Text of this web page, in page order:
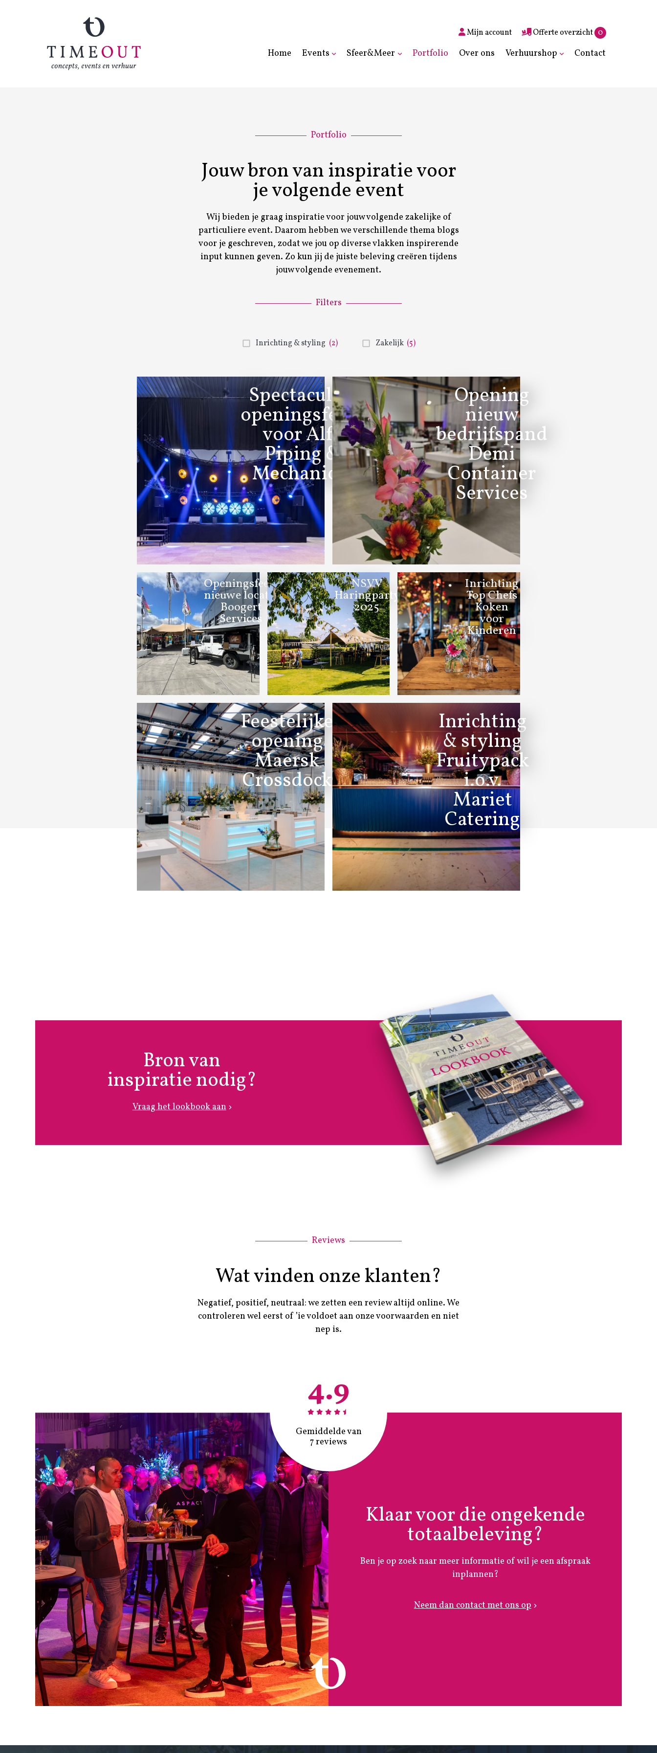
Mijn account Offerte overzicht 0
Home Events Sfeer&Meer Portfolio Over ons Verhuurshop Contact
Portfolio
Jouw bron van inspiratie voor
je volgende event
Wij bieden je graag inspiratie voor jouw volgende zakelijke of
particuliere event. Daarom hebben we verschillende thema blogs
voor je geschreven, zodat we jou op diverse vlakken inspirerende
input kunnen geven. Zo kun jij de juiste beleving creëren tijdens
jouw volgende evenement.
Filters
Inrichting & styling (2) Zakelijk (5)
Spectaculair
openingsfeest
voor Alfa
Piping &
Mechanical
Opening
nieuw
bedrijfspand
Demi
Container
Services
Openingsfeest
nieuwe locatie
Boogert
Services
NSVV
Haringparty
2025
Inrichting
Top Chefs
Koken
voor
Kinderen
Feestelijke
opening
Maersk
Crossdock
Inrichting
& styling
Fruitypack
i.o.v.
Mariet
Catering
Bron van
inspiratie nodig?
Vraag het lookbook aan
Reviews
Wat vinden onze klanten?
Negatief, positief, neutraal: we zetten een review altijd online. We
controleren wel eerst of ’ie voldoet aan onze voorwaarden en niet
nep is.
4.9
Gemiddelde van
7 reviews
Klaar voor die ongekende
totaalbeleving?
Ben je op zoek naar meer informatie of wil je een afspraak
inplannen?
Neem dan contact met ons op